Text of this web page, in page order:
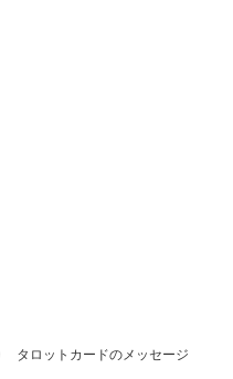
タロットカードのメッセージ